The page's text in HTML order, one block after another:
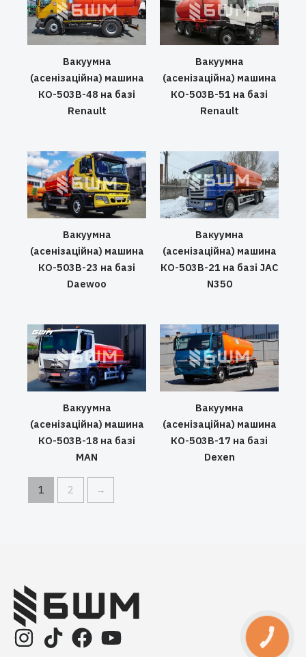
Вакуумна
(асенізаційна) машина
КО-503В-48 на базі
Renault
Вакуумна
(асенізаційна) машина
КО-503В-51 на базі
Renault
Вакуумна
(асенізаційна) машина
КО-503В-23 на базі
Daewoo
Вакуумна
(асенізаційна) машина
КО-503В-21 на базі JAC
N350
Вакуумна
(асенізаційна) машина
КО-503В-18 на базі
MAN
Вакуумна
(асенізаційна) машина
КО-503В-17 на базі
Dexen
1 2 →
КНОПКА
ЗВ'ЯЗКУ